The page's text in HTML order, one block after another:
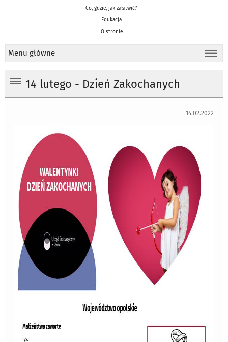
Co, gdzie, jak załatwić?
Edukacja
O stronie
Menu główne
14 lutego - Dzień Zakochanych
14.02.2022